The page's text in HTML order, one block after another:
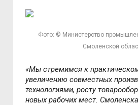
Фото: © Министерство
Смоленской
«Мы стремимся к
увеличению совместных
технологиями, росту
новых рабочих мест.